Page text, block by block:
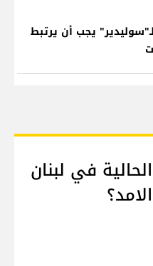
يجب أن يرتبط
في لبنان